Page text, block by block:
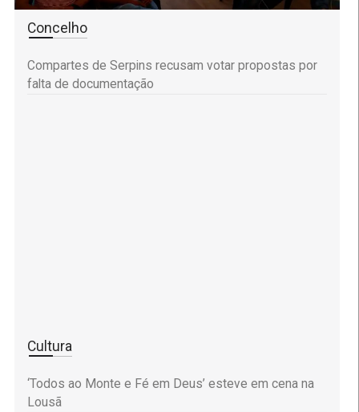
Concelho
Compartes de Serpins recusam votar propostas por
falta de documentação
Cultura
‘Todos ao Monte e Fé em Deus’ esteve em cena na
Lousã